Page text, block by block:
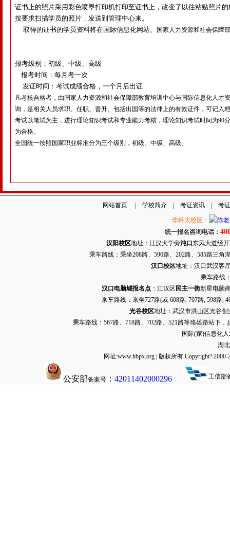
证书上的照片采用彩色喷墨打印机打印至证书上，改变了以往粘贴照片
按要求扫描学员的照片，发送到管理中心来。
取得的证书的学员资料将在国际信息化网站、
国家人力资源和社会保障
报考级别：初级、中级、高级
报考时间：每月考一次
发证时间：考试成绩合格，一个月后出证
凡考核合格者，由国家人力资源和社会保障部教育培训中心与国际信息化人
询，是相关人员求职、任职、晋升、包括出国等的法律上的有效证件，可记入
考试以笔试为主，进行理论知识考试和专业能力考核，理论知识考试时间为90
为合格。
全国统一按照国家职业标准分为三个级别，初级、中级、高级。
网站首页| 学校简介| 考证资讯| 考
华科大校区：
统一报名咨询电话：
汉阳校区地址：江汉大学旁沌口 东风大道经
乘车路线：乘坐208路、596路、202路、585路三
汉口校区地址：汉口武汉客
乘车路线
汉口电脑城报名点：江汉区 民主一街新星电脑
乘车路线：乘坐727路(或 608路, 707路, 598路,
光谷校区地址：武汉市洪山区光谷创
乘车路线：567路、718路、702路、521路等珞雄路站下
国际(家)信息化
湖
网址:www.hbpx.org | 版权所有 Copyright?
公安部备案号 ： 42011402000296 工信部